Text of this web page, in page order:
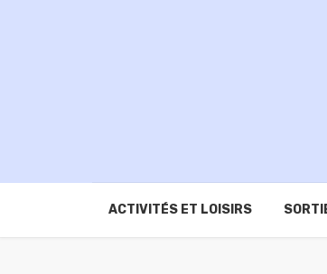
ACTIVITÉS ET LOISIRS